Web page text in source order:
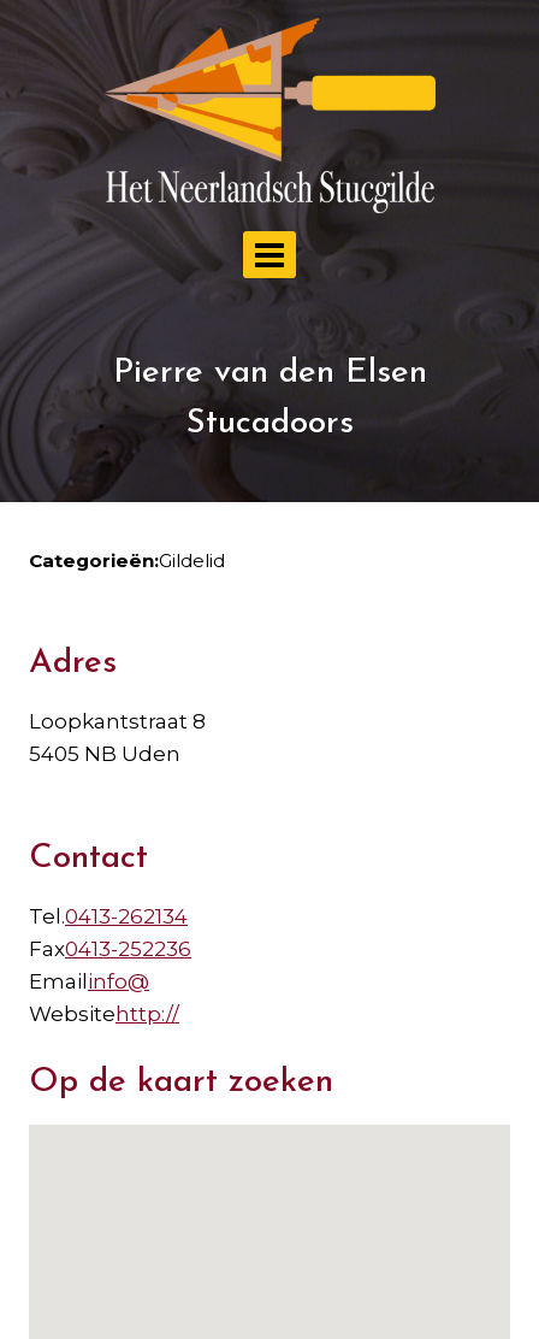
Doorgaan
naar
Pierre van den Elsen
Stucadoors
Categorieën:Gildelid
Adres
Loopkantstraat 8
5405 NB Uden
Contact
Tel.0413-262134
Fax0413-252236
Emailinfo@
Websitehttp://
Op de kaart zoeken